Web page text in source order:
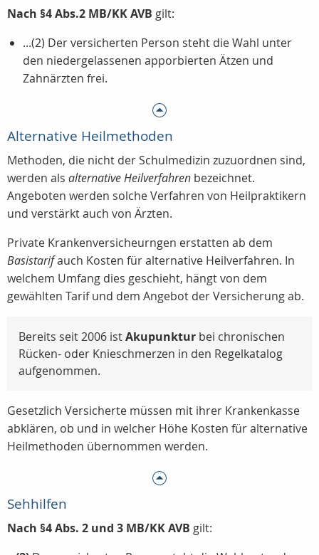
Nach §4 Abs.2 MB/KK AVB gilt:
...(2) Der versicherten Person steht die Wahl unter
den niedergelassenen apporbierten Ätzen und
Zahnärzten frei.
Alternative Heilmethoden
Methoden, die nicht der Schulmedizin zuzuordnen sind,
werden als alternative Heilverfahren bezeichnet.
Angeboten werden solche Verfahren von Heilpraktikern
und verstärkt auch von Ärzten.
Private Krankenversicheurngen erstatten ab dem
Basistarifauch Kosten für alternative Heilverfahren. In
welchem Umfang dies geschieht, hängt von dem
gewählten Tarif und dem Angebot der Versicherung ab.
Bereits seit 2006 istAkupunktur bei chronischen
Rücken- oder Knieschmerzen in den Regelkatalog
aufgenommen.
Gesetzlich Versicherte müssen mit ihrer Krankenkasse
abklären, ob und in welcher Höhe Kosten für alternative
Heilmethoden übernommen werden.
Sehhilfen
Nach §4 Abs. 2 und 3 MB/KK AVB gilt: